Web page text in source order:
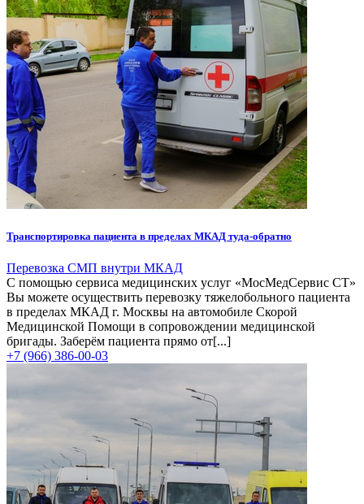
Транспортировка пациента в пределах МКАД туда-обратно
Перевозка СМП внутри МКАД
С помощью сервиса медицинских услуг «МосМедСервис СТ»
Вы можете осуществить перевозку тяжелобольного пациента
в пределах МКАД г. Москвы на автомобиле Скорой
Медицинской Помощи в сопровождении медицинской
бригады. Заберём пациента прямо от[...]
+7 (966) 386-00-03